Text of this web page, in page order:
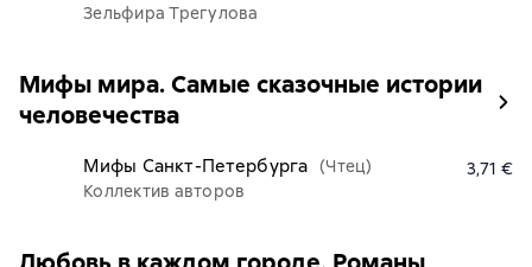
Зельфира Трегулова
Мифы мира. Самые сказочные истории
человечества
Мифы Санкт-Петербурга (Чтец)
Коллектив авторов
3,71 €